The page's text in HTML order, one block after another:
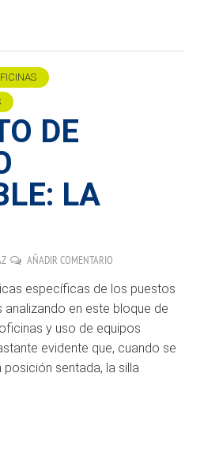
DE
LA
AÑADIR COMENTARIO
específicas de los puestos
en este bloque de
y uso de equipos
evidente que, cuando se
sentada, la silla